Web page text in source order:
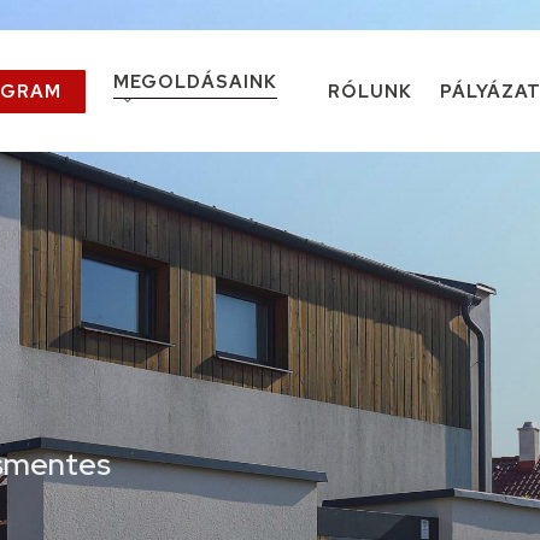
MEGOLDÁSAINK
Teraszfedés
Alumínium kerítés, korlát
Kukatároló
Lakatosüzemi szolgáltatások
(tartószerkezetek, társasházi korlátok)
Lézervágás, élhajlítás
RÓLUNK